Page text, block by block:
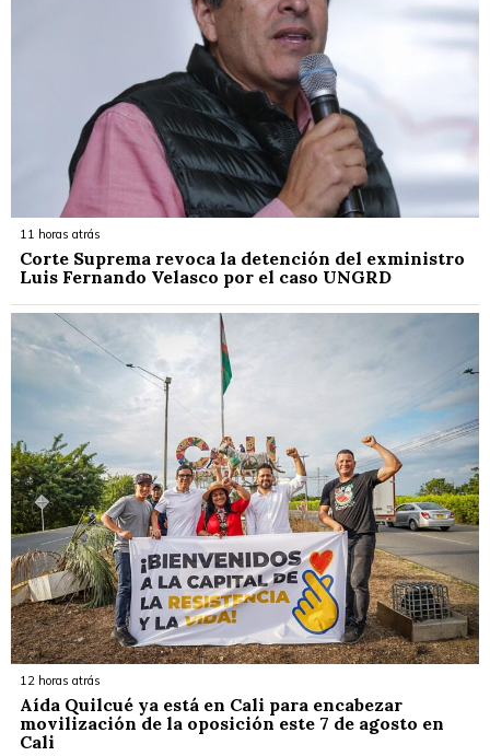
11 horas atrás
Corte Suprema revoca la detención del exministro
Luis Fernando Velasco por el caso UNGRD
12 horas atrás
Aída Quilcué ya está en Cali para encabezar
movilización de la oposición este 7 de agosto en
Cali